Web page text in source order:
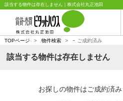
該当する物件は存在しません｜株式会社丸正池田
TOPページ > 物件検索 > - ご成約済み
該当する物件は存在しません
お探しの物件はご成約済み